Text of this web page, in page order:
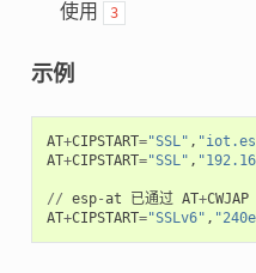
使用
3
示例
AT+CIPSTART="SSL" ,
AT+CIPSTART="SSL" ,
// esp-at 已通过 AT+CWJAP
AT+CIPSTART="SSLv6" ,